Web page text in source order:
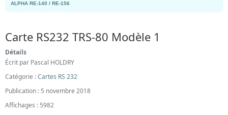
ALPHA RE-140 / RE-156
Carte RS232 TRS-80 Modèle 1
Détails
Écrit par Pascal HOLDRY
Catégorie :Cartes RS 232
Publication : 5 novembre 2018
Affichages : 5982